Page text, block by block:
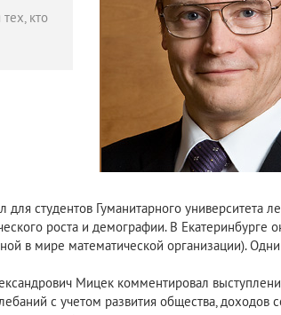
кто
студентов Гуманитарного университета
роста и демографии. В
в мире математической организации).
Мицек комментировал
с учетом развития общества,